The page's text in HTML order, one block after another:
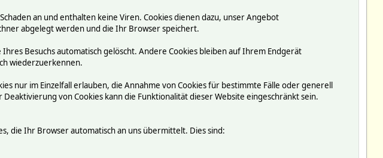
an und enthalten keine Viren. Cookies dienen dazu, unser Angebot
abgelegt werden und die Ihr Browser speichert.
Besuchs automatisch gelöscht. Andere Cookies bleiben auf Ihrem Endgerät
wiederzuerkennen.
nur im Einzelfall erlauben, die Annahme von Cookies für bestimmte Fälle oder generell
von Cookies kann die Funktionalität dieser Website eingeschränkt sein.
die Ihr Browser automatisch an uns übermittelt. Dies sind: